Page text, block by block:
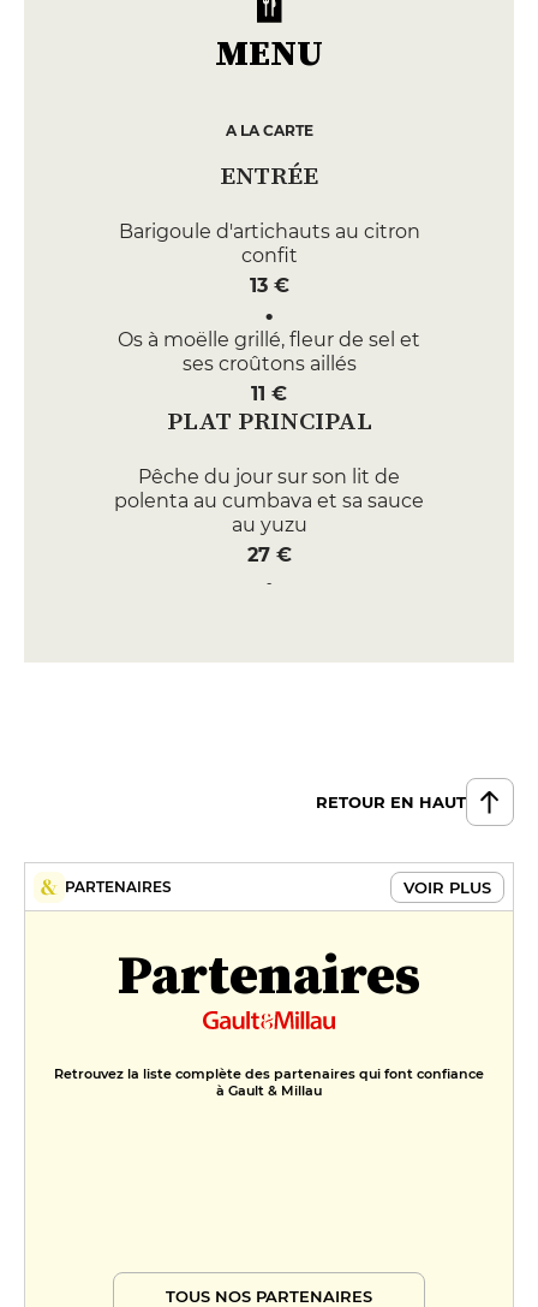
MENU
A LA CARTE
ENTRÉE
Barigoule d'artichauts au citron
confit
13 €
Os à moëlle grillé, fleur de sel et
ses croûtons aillés
11 €
PLAT PRINCIPAL
Pêche du jour sur son lit de
polenta au cumbava et sa sauce
au yuzu
27 €
DESSERT
8 €
RETOUR EN HAUT
PARTENAIRES VOIR PLUS
Partenaires
Retrouvez la liste complète des partenaires qui font confiance
à Gault & Millau
TOUS NOS PARTENAIRES